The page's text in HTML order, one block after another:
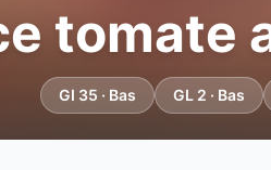
tomate
GI 35 · Bas GL 2 · Bas